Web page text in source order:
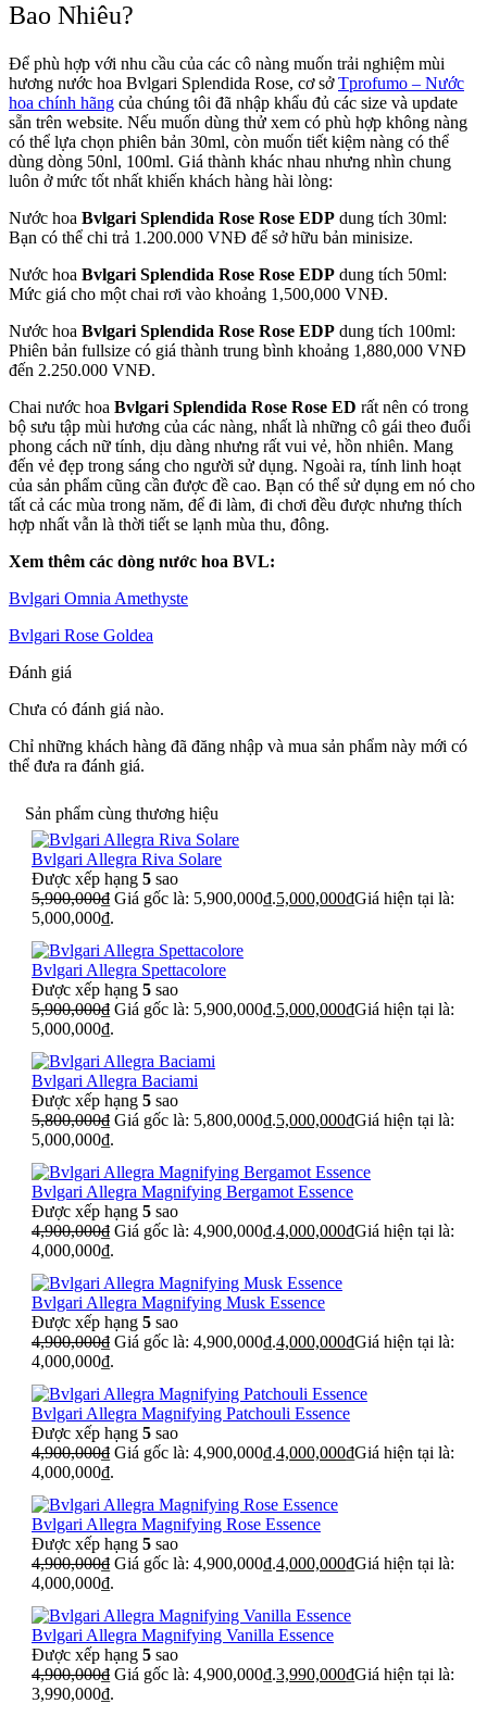
Bao Nhiêu?
Để phù hợp với nhu cầu của các cô nàng muốn trải nghiệm mùi
hương nước hoa Bvlgari Splendida Rose, cơ sởTprofumo – Nước
hoa chính hãng của chúng tôi đã nhập khẩu đủ các size và update
sẵn trên website. Nếu muốn dùng thử xem có phù hợp không nàng
có thể lựa chọn phiên bản 30ml, còn muốn tiết kiệm nàng có thể
dùng dòng 50nl, 100ml. Giá thành khác nhau nhưng nhìn chung
luôn ở mức tốt nhất khiến khách hàng hài lòng:
Nước hoa Bvlgari Splendida Rose Rose EDP dung tích 30ml:
Bạn có thể chi trả 1.200.000 VNĐ để sở hữu bản minisize.
Nước hoa Bvlgari Splendida Rose Rose EDP dung tích 50ml:
Mức giá cho một chai rơi vào khoảng 1,500,000 VNĐ.
Nước hoa Bvlgari Splendida Rose Rose EDP dung tích 100ml:
Phiên bản fullsize có giá thành trung bình khoảng 1,880,000 VNĐ
đến 2.250.000 VNĐ.
Chai nước hoa Bvlgari Splendida Rose Rose ED rất nên có trong
bộ sưu tập mùi hương của các nàng, nhất là những cô gái theo đuổi
phong cách nữ tính, dịu dàng nhưng rất vui vẻ, hồn nhiên. Mang
đến vẻ đẹp trong sáng cho người sử dụng. Ngoài ra, tính linh hoạt
của sản phẩm cũng cần được đề cao. Bạn có thể sử dụng em nó cho
tất cả các mùa trong năm, để đi làm, đi chơi đều được nhưng thích
hợp nhất vẫn là thời tiết se lạnh mùa thu, đông.
Xem thêm các dòng nước hoa BVL:
Bvlgari Omnia Amethyste
Bvlgari Rose Goldea
Đánh giá
Chưa có đánh giá nào.
Chỉ những khách hàng đã đăng nhập và mua sản phẩm này mới có
thể đưa ra đánh giá.
Sản phẩm cùng thương hiệu
Bvlgari Allegra Riva Solare
Được xếp hạng 5 sao
5,900,000₫ Giá gốc là: 5,900,000₫.5,000,000₫Giá hiện tại là:
5,000,000₫.
Bvlgari Allegra Spettacolore
Được xếp hạng 5 sao
5,900,000₫ Giá gốc là: 5,900,000₫.5,000,000₫Giá hiện tại là:
5,000,000₫.
Bvlgari Allegra Baciami
Được xếp hạng 5 sao
5,800,000₫ Giá gốc là: 5,800,000₫.5,000,000₫Giá hiện tại là:
5,000,000₫.
Bvlgari Allegra Magnifying Bergamot Essence
Được xếp hạng 5 sao
4,900,000₫ Giá gốc là: 4,900,000₫.4,000,000₫Giá hiện tại là:
4,000,000₫.
Bvlgari Allegra Magnifying Musk Essence
Được xếp hạng 5 sao
4,900,000₫ Giá gốc là: 4,900,000₫.4,000,000₫Giá hiện tại là:
4,000,000₫.
Bvlgari Allegra Magnifying Patchouli Essence
Được xếp hạng 5 sao
4,900,000₫ Giá gốc là: 4,900,000₫.4,000,000₫Giá hiện tại là:
4,000,000₫.
Bvlgari Allegra Magnifying Rose Essence
Được xếp hạng 5 sao
4,900,000₫ Giá gốc là: 4,900,000₫.4,000,000₫Giá hiện tại là:
4,000,000₫.
Bvlgari Allegra Magnifying Vanilla Essence
Được xếp hạng 5 sao
4,900,000₫ Giá gốc là: 4,900,000₫.3,990,000₫Giá hiện tại là:
3,990,000₫.